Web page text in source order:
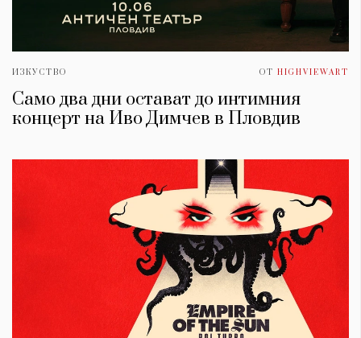
ИЗКУСТВО ОТ HIGHVIEWART
Само два дни остават до интимния
концерт на Иво Димчев в Пловдив